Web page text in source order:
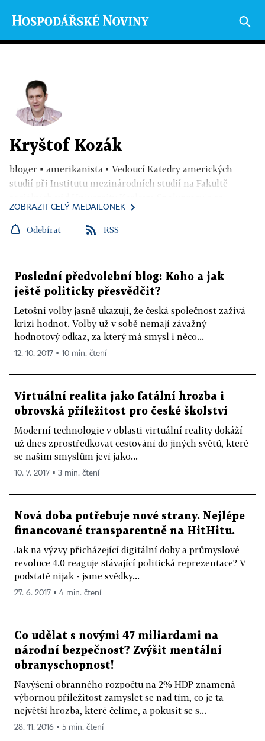
Kryštof Kozák
bloger ▪ amerikanista ▪ Vedoucí Katedry amerických
studií při Institutu mezinárodních studií na Fakultě
společností Scio na vývoji edukativních deskových her
pro školy. Absolvent doktorského programu mezinárodní
studia na Institutu mezinárodních studií FSV UK, rovněž
absolvent oboru právo na Právnické fakultě UK. V rámci
Fulbrightova stipendia absolvoval v roce 2004/05
výzkumný pobyt na University of California, San Diego.
ZOBRAZIT CELÝ MEDAILONEK
Odebírat RSS
Poslední předvolební blog: Koho a jak
ještě politicky přesvědčit?
Letošní volby jasně ukazují, že česká společnost zažívá
krizi hodnot. Volby už v sobě nemají závažný
hodnotový odkaz, za který má smysl i něco...
12. 10. 2017 ▪ 10 min. čtení
Virtuální realita jako fatální hrozba i
obrovská příležitost pro české školství
Moderní technologie v oblasti virtuální reality dokáží
už dnes zprostředkovat cestování do jiných světů, které
se našim smyslům jeví jako...
10. 7. 2017 ▪ 3 min. čtení
Nová doba potřebuje nové strany. Nejlépe
financované transparentně na HitHitu.
Jak na výzvy přicházející digitální doby a průmyslové
revoluce 4.0 reaguje stávající politická reprezentace? V
podstatě nijak - jsme svědky...
27. 6. 2017 ▪ 4 min. čtení
Co udělat s novými 47 miliardami na
národní bezpečnost? Zvýšit mentální
obranyschopnost!
Navýšení obranného rozpočtu na 2% HDP znamená
výbornou příležitost zamyslet se nad tím, co je ta
největší hrozba, které čelíme, a pokusit se s...
28. 11. 2016 ▪ 5 min. čtení